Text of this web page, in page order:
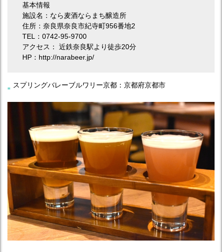
基本情報
施設名：なら麦酒ならまち醸造所
住所：奈良県奈良市紀寺町956番地2
TEL：0742-95-9700
アクセス： 近鉄奈良駅より徒歩20分
HP：http://narabeer.jp/
スプリングバレーブルワリー京都：京都府京都市